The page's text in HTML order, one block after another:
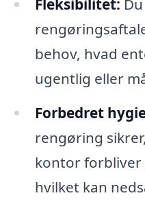
Fleksibilitet:
behov, hvad
ugentlig eller
Forbedret
rengøring
kontor forbliver
hvilket kan